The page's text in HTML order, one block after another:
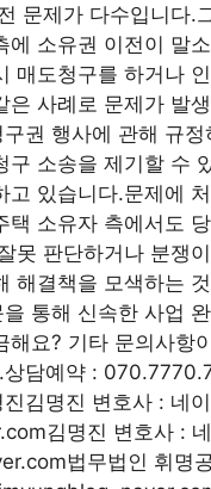
문제가 다수입니다.
에 소유권 이전이 말
매도청구를 하거나
은 사례로 문제가 발
권 행사에 관해 규
구 소송을 제기할 수
고 있습니다.문제에
택 소유자 측에서도
못 판단하거나 분쟁
해결책을 모색하는
통해 신속한 사업
요? 기타 문의사항
담예약 :
김명진 변호사 : 네
김명진 변호사 :
법무법인 휘명